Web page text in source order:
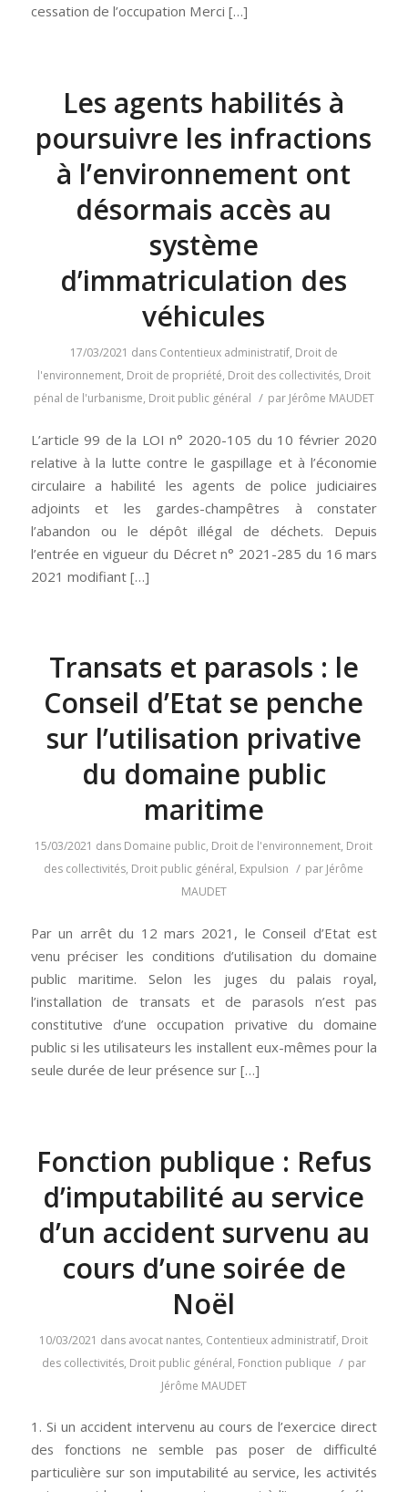
cessation de l’occupation Merci […]
Les agents habilités à
poursuivre les infractions
à l’environnement ont
désormais accès au
système
d’immatriculation des
véhicules
17/03/2021 dans Contentieux administratif, Droit de
l'environnement, Droit de propriété, Droit des collectivités, Droit
pénal de l'urbanisme, Droit public général / par Jérôme MAUDET
L’article 99 de la LOI n° 2020-105 du 10 février 2020
relative à la lutte contre le gaspillage et à l’économie
circulaire a habilité les agents de police judiciaires
adjoints et les gardes-champêtres à constater
l’abandon ou le dépôt illégal de déchets. Depuis
l’entrée en vigueur du Décret n° 2021-285 du 16 mars
2021 modifiant […]
Transats et parasols : le
Conseil d’Etat se penche
sur l’utilisation privative
du domaine public
maritime
15/03/2021 dans Domaine public, Droit de l'environnement, Droit
des collectivités, Droit public général, Expulsion / par Jérôme
MAUDET
Par un arrêt du 12 mars 2021, le Conseil d’Etat est
venu préciser les conditions d’utilisation du domaine
public maritime. Selon les juges du palais royal,
l’installation de transats et de parasols n’est pas
constitutive d’une occupation privative du domaine
public si les utilisateurs les installent eux-mêmes pour la
seule durée de leur présence sur […]
Fonction publique : Refus
d’imputabilité au service
d’un accident survenu au
cours d’une soirée de
Noël
10/03/2021 dans avocat nantes, Contentieux administratif, Droit
des collectivités, Droit public général, Fonction publique / par
Jérôme MAUDET
1. Si un accident intervenu au cours de l’exercice direct
des fonctions ne semble pas poser de difficulté
particulière sur son imputabilité au service, les activités